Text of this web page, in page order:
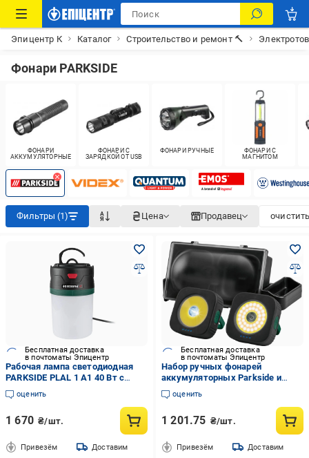
Эпицентр К Каталог Строительство и ремонт 🔨
Фонари PARKSIDE
ФОНАРИ
АККУМУЛЯТОРНЫЕ
ФОНАРИ С
ЗАРЯДКОЙ ОТ USB
ФОНАРИ РУЧНЫЕ
ФОНАРИ С
МАГНИТОМ
Фильтры (1) Цена Продавец
Бесплатная доставка
в почтоматы Эпицентр
Рабочая лампа светодиодная
PARKSIDE PLAL 1 A1 40 Вт с
подвесным крюком и двумя
розетками (2906849513)
оценить
1 670 ₴/шт.
Привезём Доставим
Бесплатная доставка
в почтоматы Эпицентр
Набор ручных фонарей
аккумуляторных Parkside и
зарядная станция
светодиодные 300 Лм литий-
ионный аккумулятор магнит
подставка 2 шт.
оценить
1 201.75 ₴/шт.
Привезём Доставим